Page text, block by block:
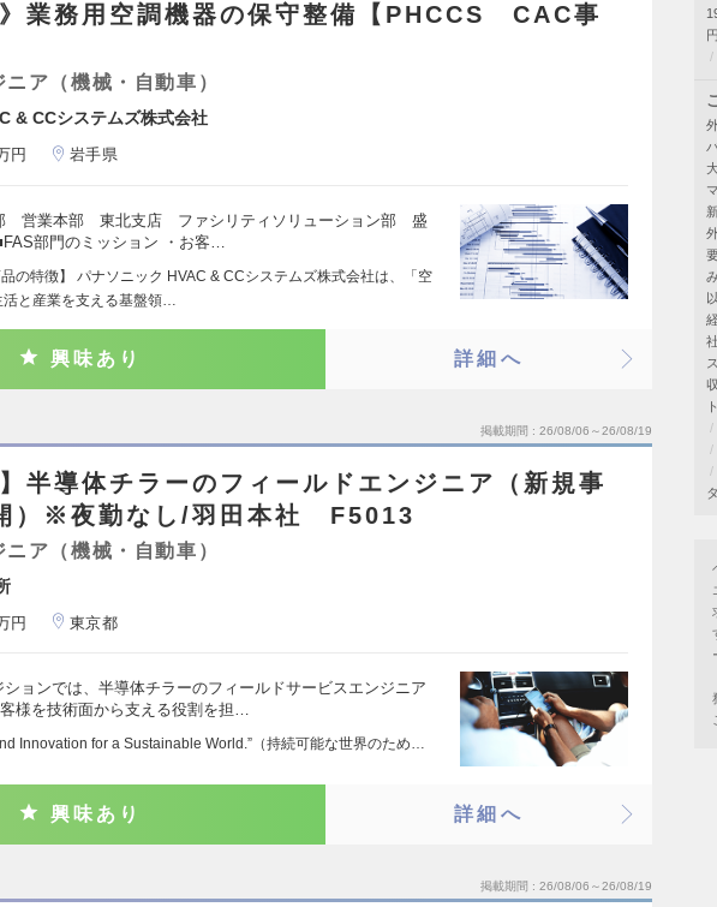
》業務用空調機器の保守整備【PHCCS CAC事
ア（機械・自動車）
& CCシステムズ株式会社
円 岩手県
営業本部 東北支店 ファシリティソリューション部 盛
部門のミッション ・お客…
品の特徴】 パナソニック HVAC & CCシステムズ株式会社は、「空
活と産業を支える基盤領…
興味あり 詳細へ
掲載期間 26/08/06～26/08/19
】半導体チラーのフィールドエンジニア（新規事
）※夜勤なし/羽田本社 F5013
ア（機械・自動車）
円 東京都
ションでは、半導体チラーのフィールドサービスエンジニア
様を技術面から支える役割を担…
Innovation for a Sustainable World.”（持続可能な世界のため…
興味あり 詳細へ
掲載期間 26/08/06～26/08/19